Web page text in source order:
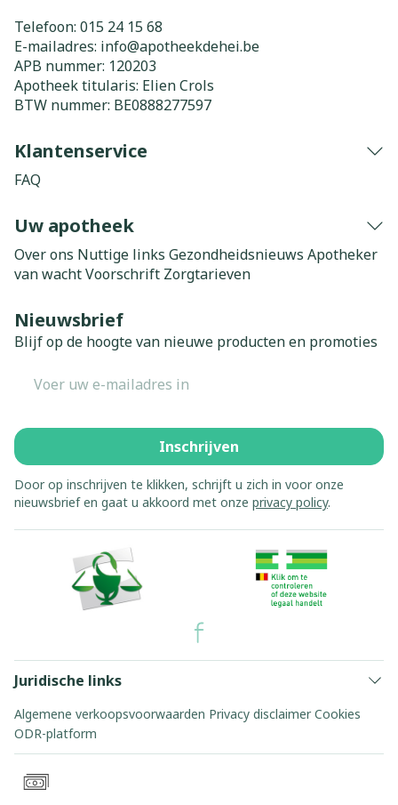
Telefoon: 015 24 15 68
E-mailadres: info@apotheekdehei.be
APB nummer: 120203
Apotheek titularis: Elien Crols
BTW nummer: BE0888277597
Klantenservice
FAQ
Uw apotheek
Over ons Nuttige links Gezondheidsnieuws Apotheker
van wachtVoorschrift Zorgtarieven
Nieuwsbrief
Blijf op de hoogte van nieuwe producten en promoties
Inschrijven
Door op inschrijven te klikken, schrijft u zich in voor onze
nieuwsbrief en gaat u akkoord met onze privacy policy.
Juridische links
Algemene verkoopsvoorwaarden Privacy disclaimer Cookies
ODR-platform